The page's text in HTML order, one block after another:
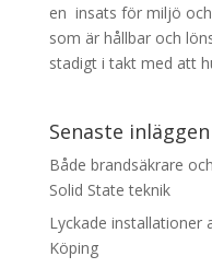
en insats för miljö
som är hållbar och
stadigt i takt med att
Senaste inläggen
Både brandsäkrare
Solid State teknik
Lyckade installationer
Köping